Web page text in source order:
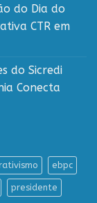
do Dia do
CTR em
do Sicredi
Conecta
ebpc
presidente